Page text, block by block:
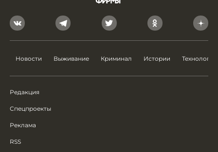
Новости Выживание Криминал Истории Технологии
Редакция
Спецпроекты
Реклама
RSS